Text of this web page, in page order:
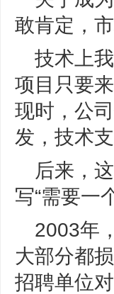
敢肯定，
技术上
项目只要
现时，公
发，技术
后来，
写“需要一
2003年
大部分都
招聘单位